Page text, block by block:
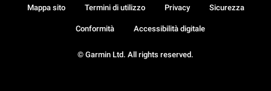
© Garmin Ltd. All rights reserved.
Mappa sito Termini di utilizzo Privacy Sicurezza
Conformità Accessibilità digitale